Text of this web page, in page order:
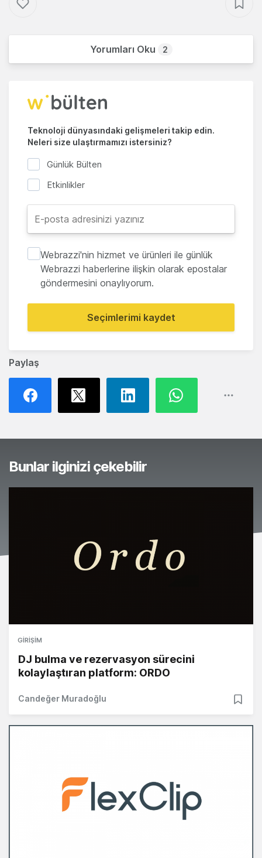
Paylaş
Yorumları Oku 2
Teknoloji dünyasındaki gelişmeleri takip edin.
Neleri size ulaştırmamızı istersiniz?
Günlük Bülten
Etkinlikler
Webrazzi'nin hizmet ve ürünleri ile günlük
Webrazzi haberlerine ilişkin olarak epostalar
göndermesini onaylıyorum.
Seçimlerimi kaydet
Bunlar ilginizi çekebilir
GIRIŞIM
DJ bulma ve rezervasyon sürecini
kolaylaştıran platform: ORDO
Candeğer Muradoğlu